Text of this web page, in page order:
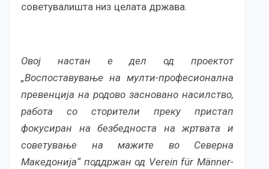
советувалишта низ целата држава.
Овој настан е дел од проектот
„Воспоставување на мулти-професионална
превенција на родово засновано насилство,
работа со сторители преку пристап
фокусиран на безбедноста на жртвата и
советување на мажите во Северна
Македонија“ поддржан од Verein für Männer-